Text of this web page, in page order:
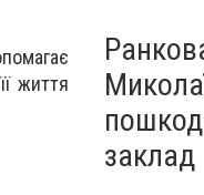
життя
заклад